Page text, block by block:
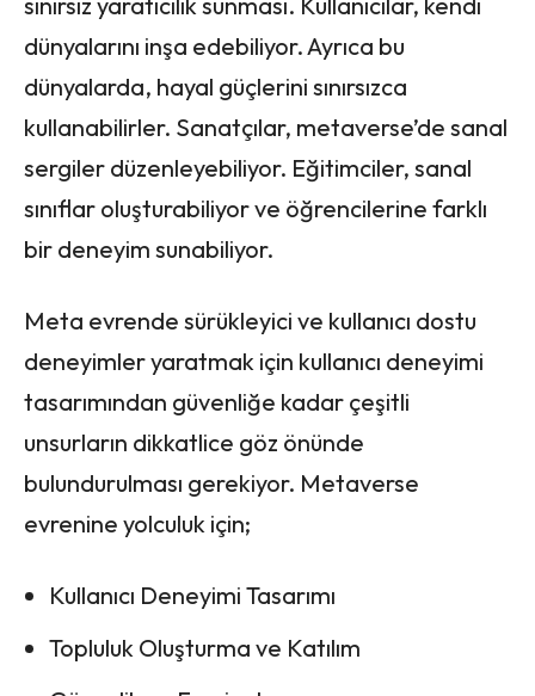
dünyalarını inşa edebiliyor. Ayrıca bu
dünyalarda, hayal güçlerini sınırsızca
kullanabilirler. Sanatçılar, metaverse’de sanal
sergiler düzenleyebiliyor. Eğitimciler, sanal
sınıflar oluşturabiliyor ve öğrencilerine farklı
bir deneyim sunabiliyor.
Meta evrende sürükleyici ve kullanıcı dostu
deneyimler yaratmak için kullanıcı deneyimi
tasarımından güvenliğe kadar çeşitli
unsurların dikkatlice göz önünde
bulundurulması gerekiyor. Metaverse
evrenine yolculuk için;
Kullanıcı Deneyimi Tasarımı
Topluluk Oluşturma ve Katılım